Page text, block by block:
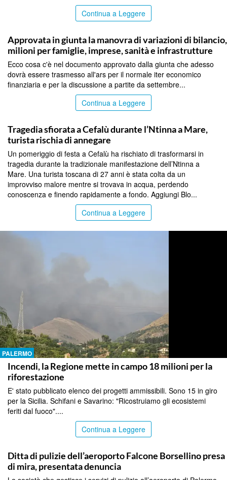
Continua a Leggere
Approvata in giunta la manovra di variazioni di
milioni per famiglie, imprese, sanità e infrastrutture
Ecco cosa c'è nel documento approvato dalla giunta che adesso
dovrà essere trasmesso all'ars per il normale iter economico
finanziaria e per la discussione a partite da settembre...
Continua a Leggere
Tragedia sfiorata a Cefalù durante l’Ntinna a Mare,
turista rischia di annegare
Un pomeriggio di festa a Cefalù ha rischiato di trasformarsi in
tragedia durante la tradizionale manifestazione dell’Ntinna a
Mare. Una turista toscana di 27 anni è stata colta da un
improvviso malore mentre si trovava in acqua, perdendo
conoscenza e finendo rapidamente a fondo. Aggiungi Blo...
Continua a Leggere
PALERMO
Incendi, la Regione mette in campo 18 milioni per la
riforestazione
E' stato pubblicato elenco dei progetti ammissibili. Sono 15 in giro
per la Sicilia. Schifani e Savarino: "Ricostruiamo gli ecosistemi
feriti dal fuoco"....
Continua a Leggere
Ditta di pulizie dell’aeroporto Falcone Borsellino presa
di mira, presentata denuncia